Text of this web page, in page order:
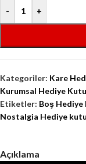
- +
Kategoriler: Kare
Kurumsal Hediye Kutu
Etiketler: Boş Hediye
Nostalgia Hediye
Açıklama